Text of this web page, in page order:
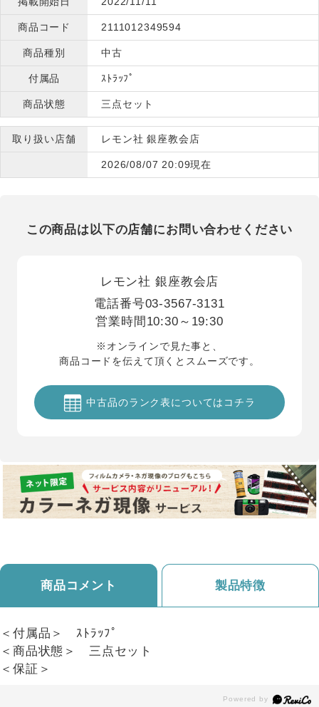
商品コード 2111012349594
商品種別 中古
付属品 ｽﾄﾗｯﾌﾟ
商品状態 三点セット
取り扱い店舗 レモン社 銀座教会店
2026/08/07 20:09現在
この商品は以下の店舗にお問い合わせください
レモン社 銀座教会店
電話番号03-3567-3131
営業時間 10:30～19:30
※オンラインで見た事と、
商品コードを伝えて頂くとスムーズです。
中古品のランク表についてはコチラ
商品コメント 製品特徴
＜付属品＞ ｽﾄﾗｯﾌﾟ
＜商品状態＞ 三点セット
＜保証＞